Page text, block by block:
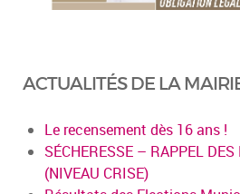
ACTUALITÉS DE LA
Le recensement dès 16 ans !
SÉCHERESSE – RAPPEL
(NIVEAU CRISE)